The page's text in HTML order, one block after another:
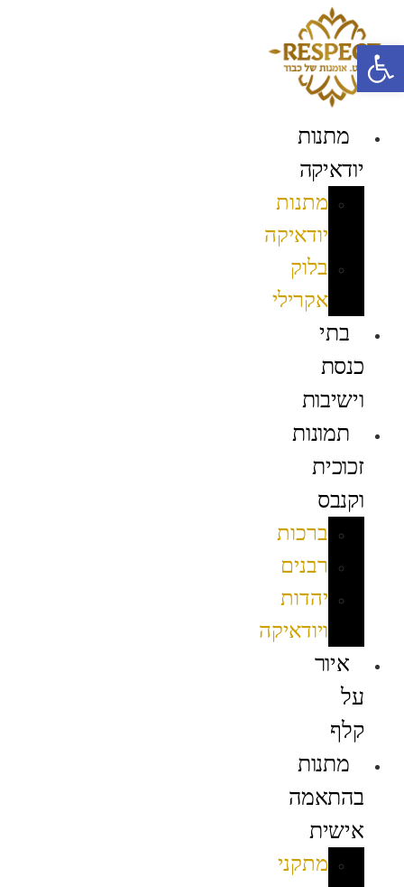
מתנות
יודאיקה
מתנות
יודאיקה
בלוק
אקרילי
בתי
כנסת
וישיבות
תמונות
זכוכית
וקנבס
ברכות
רבנים
יהדות
ויודאיקה
איור
על
קלף
מתנות
בהתאמה
אישית
מתקני
פתח סרגל נגישות